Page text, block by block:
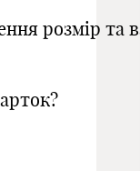
розмір та